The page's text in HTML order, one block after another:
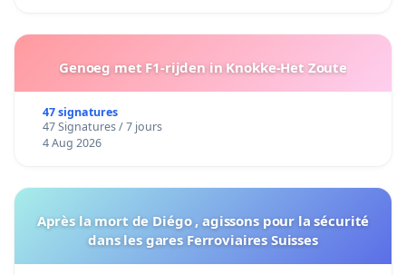
Genoeg met F1-rijden in Knokke-Het Zoute
47 signatures
47 Signatures / 7 jours
4 Aug 2026
Après la mort de Diégo , agissons pour la sécurité
dans les gares Ferroviaires Suisses